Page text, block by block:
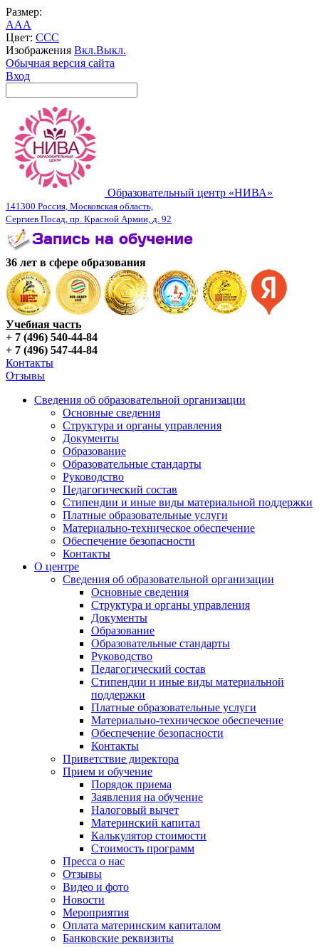
Размер:
AAA
Цвет: CCC
Изображения Вкл.Выкл.
Обычная версия сайта
Вход
Образовательный центр «НИВА»
141300 Россия, Московская область,
Сергиев Посад, пр. Красной Армии, д. 92
36 лет в сфере образования
Учебная часть
+ 7 (496) 540-44-84
+ 7 (496) 547-44-84
Контакты
Отзывы
Сведения об образовательной организации
Основные сведения
Структура и органы управления
Документы
Образование
Образовательные стандарты
Руководство
Педагогический состав
Стипендии и иные виды материальной поддержки
Платные образовательные услуги
Материально-техническое обеспечение
Обеспечение безопасности
Контакты
О центре
Сведения об образовательной организации
Основные сведения
Структура и органы управления
Документы
Образование
Образовательные стандарты
Руководство
Педагогический состав
Стипендии и иные виды материальной
поддержки
Платные образовательные услуги
Материально-техническое обеспечение
Обеспечение безопасности
Контакты
Приветствие директора
Прием и обучение
Порядок приема
Заявления на обучение
Налоговый вычет
Материнский капитал
Калькулятор стоимости
Стоимость программ
Пресса о нас
Отзывы
Видео и фото
Новости
Мероприятия
Оплата материнским капиталом
Банковские реквизиты